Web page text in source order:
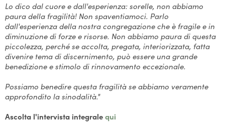
Lo dico dal cuore e dall'esperienza: sorelle, non abbiamo
paura della fragilità! Non spaventiamoci. Parlo
dall'esperienza della nostra congregazione che è fragile e in
diminuzione di forze e risorse. Non abbiamo paura di questa
piccolezza, perché se accolta, pregata, interiorizzata, fatta
divenire tema di discernimento, può essere una grande
benedizione e stimolo di rinnovamento eccezionale.
Possiamo benedire questa fragilità se abbiamo veramente
approfondito la sinodalità."
Ascolta l'intervista integralequi